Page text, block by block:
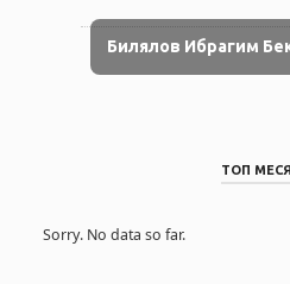
Билялов Ибрагим
ТОП
Sorry. No data so far.